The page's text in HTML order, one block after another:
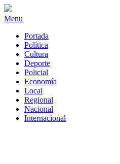
Menu
Portada
Política
Cultura
Deporte
Policial
Economía
Local
Regional
Nacional
Internacional